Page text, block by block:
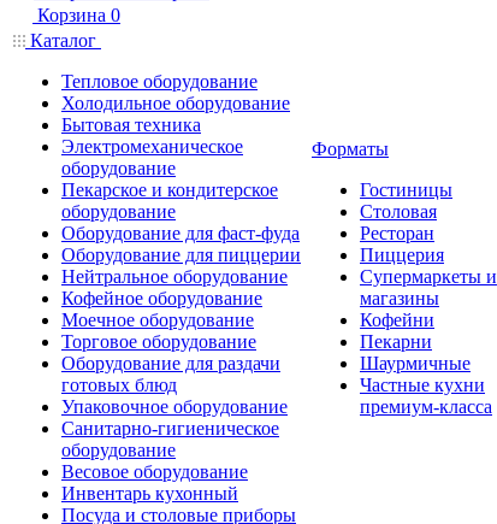
Корзина 0
Каталог
Тепловое оборудование
Холодильное оборудование
Бытовая техника
Электромеханическое
оборудование
Пекарское и кондитерское
оборудование
Оборудование для фаст-фуда
Оборудование для пиццерии
Нейтральное оборудование
Кофейное оборудование
Моечное оборудование
Торговое оборудование
Оборудование для раздачи
готовых блюд
Упаковочное оборудование
Санитарно-гигиеническое
оборудование
Весовое оборудование
Инвентарь кухонный
Посуда и столовые приборы
Форматы
Гостиницы
Столовая
Ресторан
Пиццерия
Супермаркеты и
магазины
Кофейни
Пекарни
Шаурмичные
Частные кухни
премиум-класса